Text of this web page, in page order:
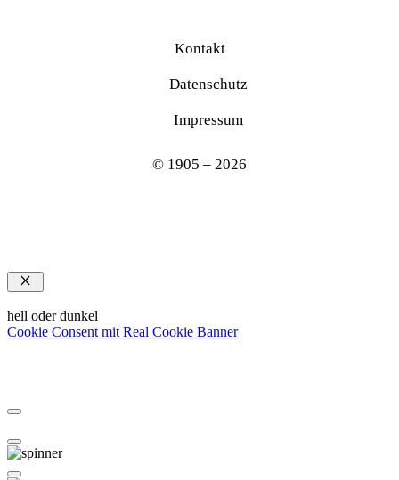
Kontakt
Datenschutz
Impressum
© 1905 – 2026
Schließen
hell oder dunkel
Cookie Consent mit Real Cookie Banner